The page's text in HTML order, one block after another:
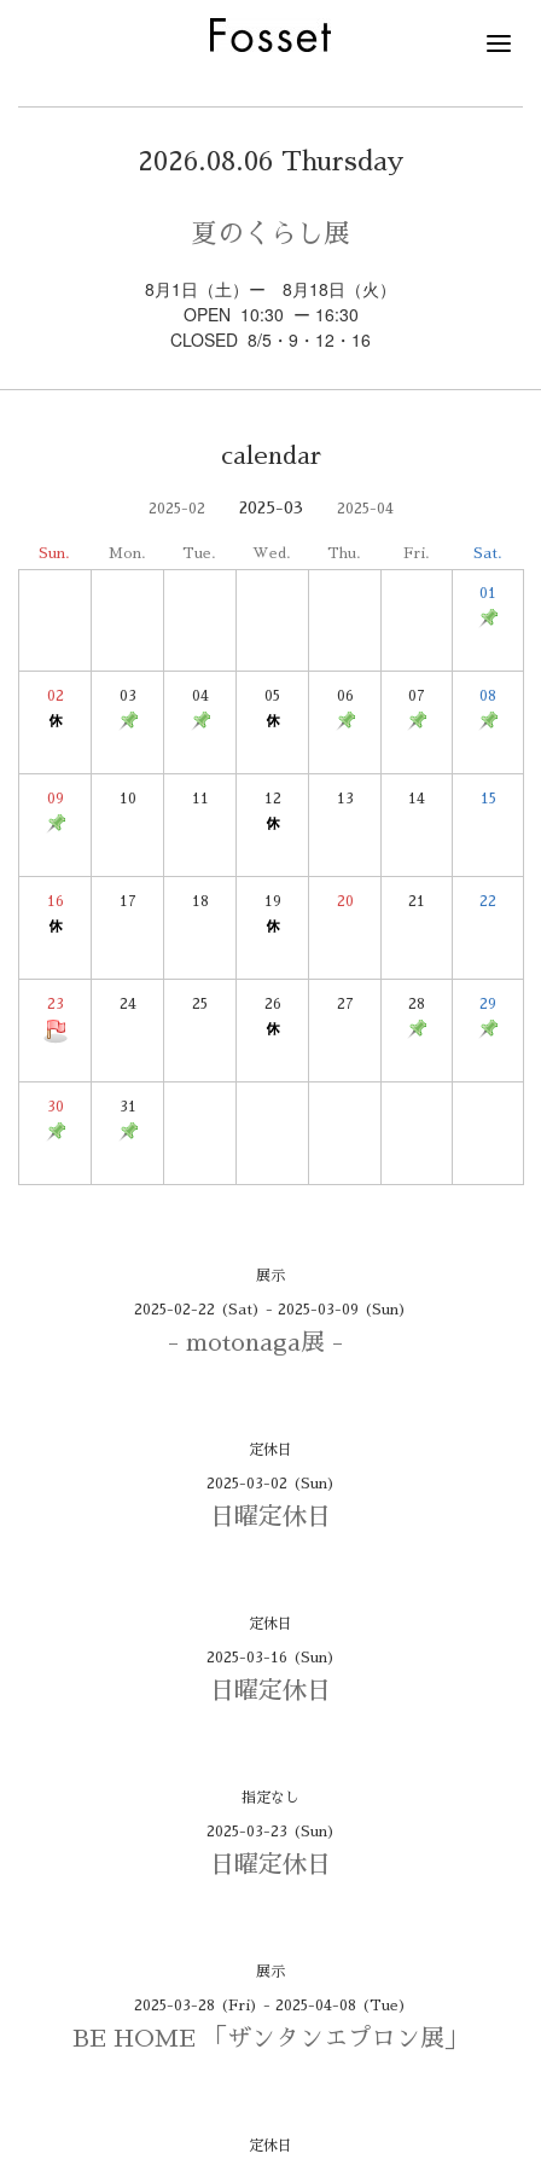
2026.08.06 Thursday
夏のくらし展
8月1日（土）ー 8月18日（火）
OPEN 10:30 ー 16:30
CLOSED 8/5・9・12・16
calendar
2025-02 2025-03 2025-04
Sun. Mon. Tue. Wed. Thu. Fri. Sat.
01
02 03 04 05 06 07 08
09 10 11 12 13 14 15
16 17 18 19 20 21 22
23 24 25 26 27 28 29
30 31
展示
2025-02-22 (Sat) - 2025-03-09 (Sun)
- motonaga展 -
定休日
2025-03-02 (Sun)
日曜定休日
定休日
2025-03-16 (Sun)
日曜定休日
指定なし
2025-03-23 (Sun)
日曜定休日
展示
2025-03-28 (Fri) - 2025-04-08 (Tue)
BE HOME 「ザンタンエプロン展」
定休日